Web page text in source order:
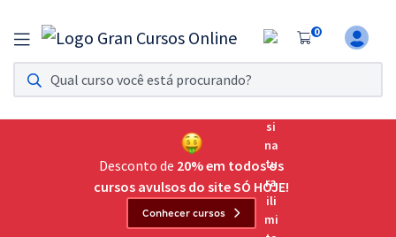
0
Assinatura Ilimitada 11
Acesso a todos os cursos. Teste grátis por 7 dias!
Assinatura OAB Até Passar
Acesso ilimitado a toda preparação para o Exame da
Desconto de 20% em todos os
cursos avulsos do site SÓ HOJE!
Conhecer cursos